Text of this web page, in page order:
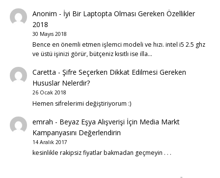
Anonim - İyi Bir Laptopta Olması Gereken Özellikler
2018
30 Mayıs 2018
Bence en önemli etmen işlemci modeli ve hızı. intel i5 2.5 ghz
ve üstü işinizi görür, bütçeniz kısıtlı ise illa…
Caretta - Şifre Seçerken Dikkat Edilmesi Gereken
Hususlar Nelerdir?
26 Ocak 2018
Hemen sifrelerimi değiştiriyorum :)
emrah - Beyaz Eşya Alışverişi İçin Media Markt
Kampanyasını Değerlendirin
14 Aralık 2017
kesinlikle rakipsiz fiyatlar bakmadan geçmeyin . . .